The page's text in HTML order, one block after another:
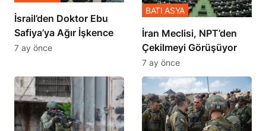
İsrail’den Doktor Ebu
Safiya’ya Ağır İşkence
7 ay önce
İran Meclisi, NPT’den
Çekilmeyi Görüşüyor
BATI ASYA
7 ay önce